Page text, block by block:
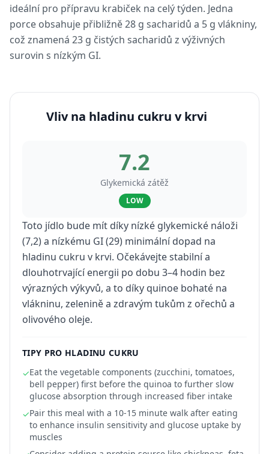
ideální pro přípravu krabiček na celý týden. Jedna
porce obsahuje přibližně 28 g sacharidů a 5 g vlákniny,
což znamená 23 g čistých sacharidů z výživných
surovin s nízkým GI.
Vliv na hladinu cukru v krvi
7.2
Glykemická zátěž
LOW
Toto jídlo bude mít díky nízké glykemické náloži
(7,2) a nízkému GI (29) minimální dopad na
hladinu cukru v krvi. Očekávejte stabilní a
dlouhotrvající energii po dobu 3–4 hodin bez
výrazných výkyvů, a to díky quinoe bohaté na
vlákninu, zelenině a zdravým tukům z ořechů a
olivového oleje.
TIPY PRO HLADINU CUKRU
✓Eat the vegetable components (zucchini, tomatoes,
bell pepper) first before the quinoa to further slow
glucose absorption through increased fiber intake
✓Pair this meal with a 10-15 minute walk after eating
to enhance insulin sensitivity and glucose uptake by
muscles